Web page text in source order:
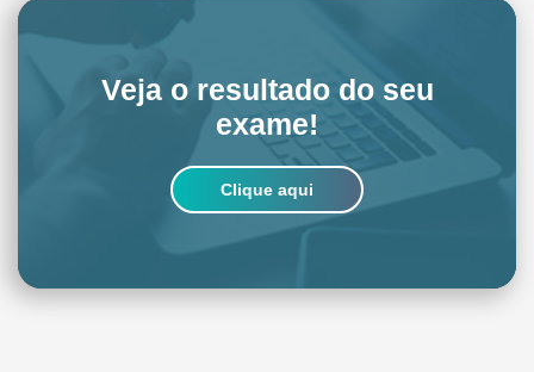
Veja o resultado do seu
exame!
Clique aqui